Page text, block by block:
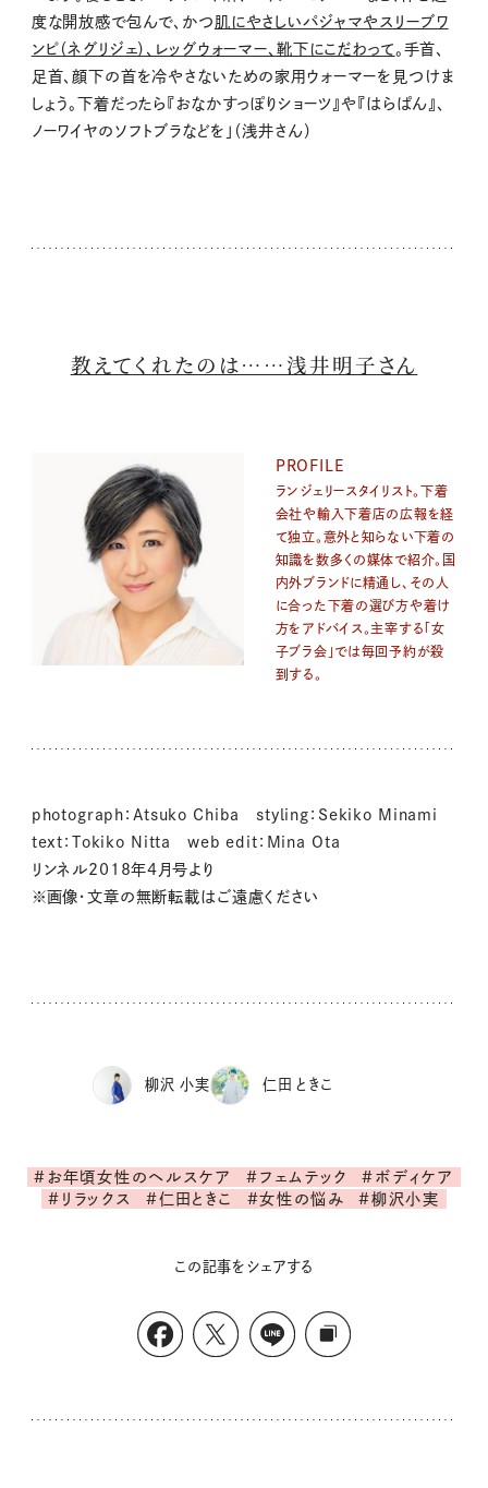
度な開放感で包んで、かつ 肌にやさしいパジャマやスリーブワ
ンピ（ネグリジェ）、レッグウォーマー、靴下にこだわって 。手首、
足首、顔下の首を冷やさないための家用ウォーマーを見つけま
しょう。下着だったら『おなかすっぽりショーツ』や『はらぱん』、
ノーワイヤのソフトブラなどを」（浅井さん）
教えてくれたのは……浅井明子さん
PROFILE
ランジェリースタイリスト。下着
会社や輸入下着店の広報を経
て独立。意外と知らない下着の
知識を数多くの媒体で紹介。国
内外ブランドに精通し、その人
に合った下着の選び方や着け
方をアドバイス。主宰する「女
子ブラ会」では毎回予約が殺
到する。
photograph：Atsuko Chiba styling：Sekiko Minami
text：Tokiko Nitta web edit：Mina Ota
リンネル2018年4月号より
※画像・文章の無断転載はご遠慮ください
柳沢 小実 仁田 ときこ
#お年頃女性のヘルスケア #フェムテック
#ボディケア
#リラックス
#仁田ときこ #女性の悩み #柳沢小実
この記事をシェアする